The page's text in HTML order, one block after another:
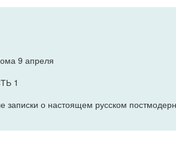
9 апреля
1
о настоящем русском